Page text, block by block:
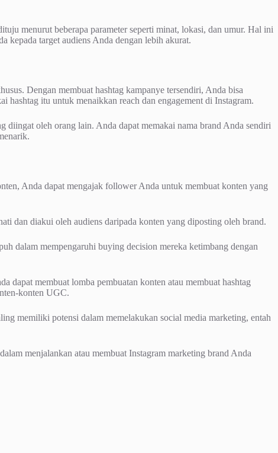
menurut beberapa parameter seperti minat, lokasi, dan umur. Hal ini
kepada target audiens Anda dengan lebih akurat.
Dengan membuat hashtag kampanye tersendiri, Anda bisa
hashtag itu untuk menaikkan reach dan engagement di Instagram.
diingat oleh orang lain. Anda dapat memakai nama brand Anda sendiri
Anda dapat mengajak follower Anda untuk membuat konten yang
dan diakui oleh audiens daripada konten yang diposting oleh brand.
dalam mempengaruhi buying decision mereka ketimbang dengan
dapat membuat lomba pembuatan konten atau membuat hashtag
konten UGC.
memiliki potensi dalam memelakukan social media marketing, entah
menjalankan atau membuat Instagram marketing brand Anda